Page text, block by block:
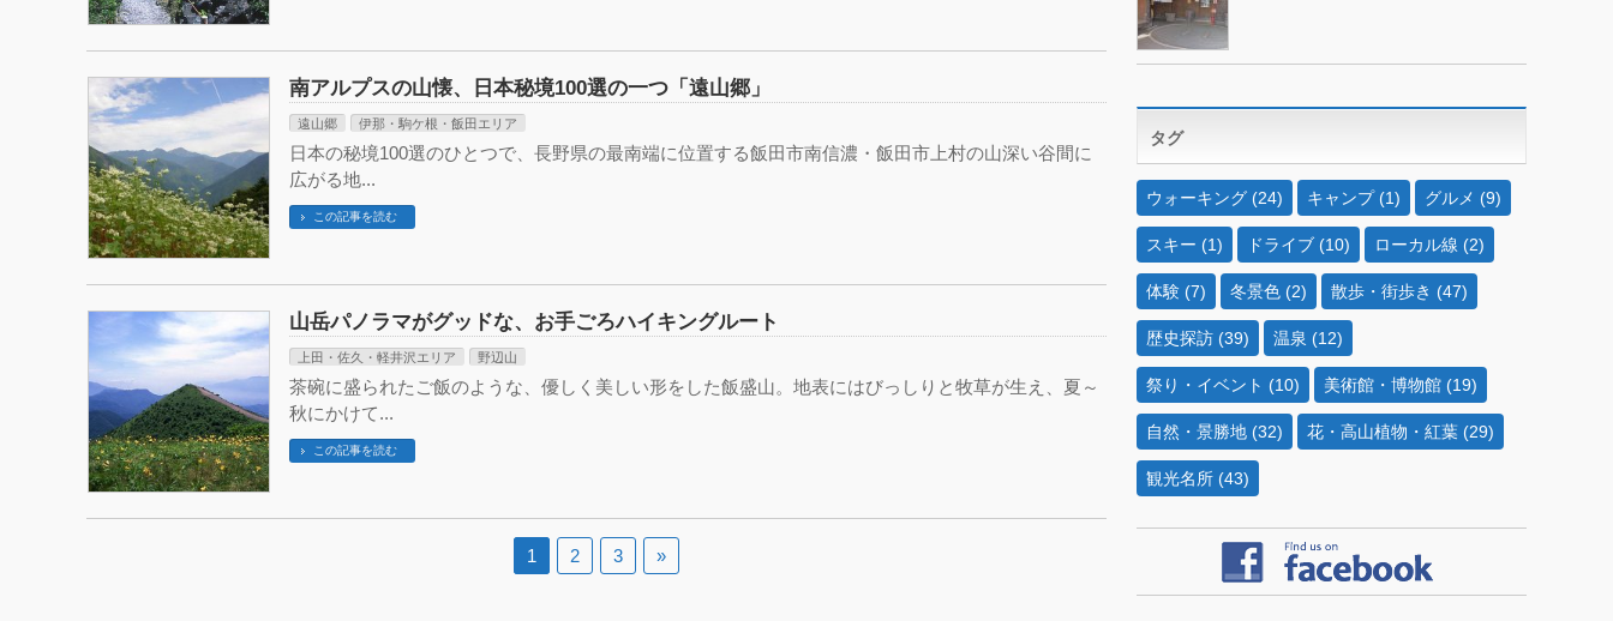
南アルプスの山懐、日本秘境100選の一つ「遠山郷」
遠山郷 伊那・駒ケ根・飯田エリア
日本の秘境100選のひとつで、長野県の最南端に位置する飯田市南信濃・飯田市上村の山深い谷間に
広がる地...
この記事を読む
山岳パノラマがグッドな、お手ごろハイキングルート
上田・佐久・軽井沢エリア 野辺山
茶碗に盛られたご飯のような、優しく美しい形をした飯盛山。地表にはびっしりと牧草が生え、夏～
秋にかけて...
この記事を読む
1 2 3 »
タグ
ウォーキング (24) キャンプ(1) グルメ (9)
スキー (1) ドライブ (10) ローカル線 (2)
体験 (7) 冬景色 (2) 散歩・街歩き (47)
歴史探訪 (39) 温泉 (12)
祭り・イベント (10) 美術館・博物館 (19)
自然・景勝地 (32) 花・高山植物・紅葉 (29)
観光名所 (43)